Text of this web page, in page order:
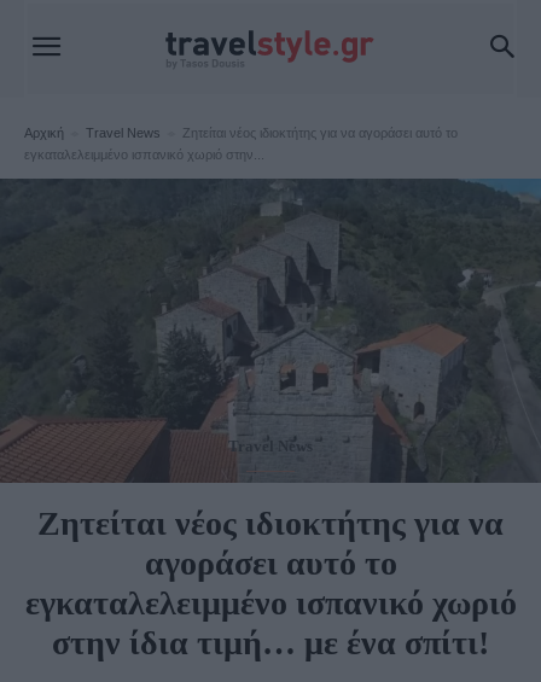
Αρχική Travel News
Ζητείται νέος ιδιοκτήτης για να αγοράσει αυτό το
εγκαταλελειμμένο ισπανικό χωριό στην...
Travel News
Ζητείται νέος ιδιοκτήτης για να
αγοράσει αυτό το
εγκαταλελειμμένο ισπανικό χωριό
στην ίδια τιμή… με ένα σπίτι!